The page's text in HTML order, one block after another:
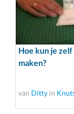
Hoe kun je
maken?
van Ditty in